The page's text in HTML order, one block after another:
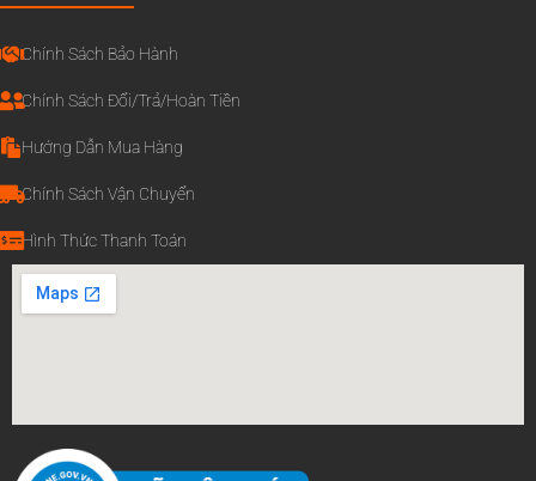
Chính Sách Bảo Hành
Chính Sách Đổi/Trả/Hoàn Tiền
Hướng Dẫn Mua Hàng
Chính Sách Vận Chuyển
Hình Thức Thanh Toán